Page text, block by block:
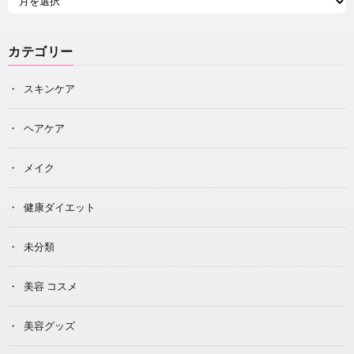
カテゴリー
スキンケア
ヘアケア
メイク
健康ダイエット
未分類
美容 コスメ
美容グッズ